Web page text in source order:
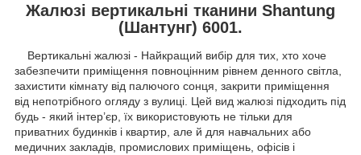
Жалюзі вертикальні тканини Shantung
(Шантунг) 6001.
Вертикальні жалюзі - Найкращий вибір для тих, хто хоче
забезпечити приміщення повноцінним рівнем денного світла,
захистити кімнату від палючого сонця, закрити приміщення
від непотрібного огляду з вулиці. Цей вид жалюзі підходить під
будь - який інтер’єр, їх використовують не тільки для
приватних будинків і квартир, але й для навчальних або
медичних закладів, промислових приміщень, офісів і